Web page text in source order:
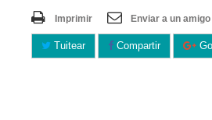
Imprimir Enviar a un amigo
Tuitear Compartir